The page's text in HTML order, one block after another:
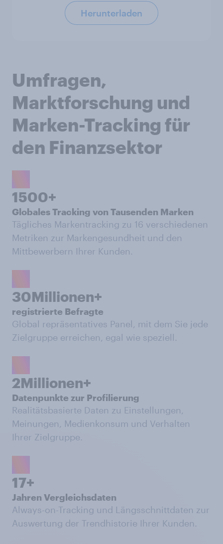
Herunterladen
Umfragen,
Marktforschung und
Marken-Tracking für
den Finanzsektor
1500+
Globales Tracking von Tausenden Marken
Tägliches Markentracking zu 16 verschiedenen
Metriken zur Markengesundheit und den
Mittbewerbern Ihrer Kunden.
30Millionen+
registrierte Befragte
Global repräsentatives Panel, mit dem Sie jede
Zielgruppe erreichen, egal wie speziell.
2Millionen+
Datenpunkte zur Profilierung
Realitätsbasierte Daten zu Einstellungen,
Meinungen, Medienkonsum und Verhalten
Ihrer Zielgruppe.
17+
Jahren Vergleichsdaten
Always-on-Tracking und Längsschnittdaten zur
Auswertung der Trendhistorie Ihrer Kunden.